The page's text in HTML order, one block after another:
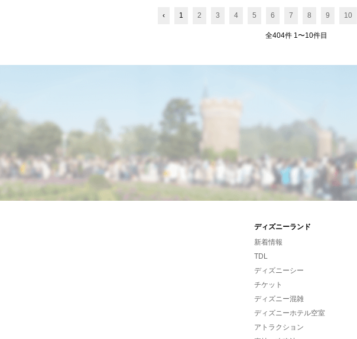
‹ 1 2 3 4 5 6 7 8 9 10
全404件 1〜10件目
ディズニーランド
新着情報
TDL
ディズニーシー
チケット
ディズニー混雑
ディズニーホテル空室
アトラクション